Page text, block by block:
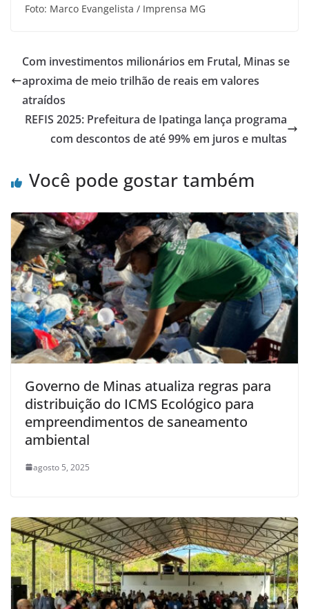
Foto: Marco Evangelista / Imprensa MG
Com investimentos milionários em Frutal, Minas se
aproxima de meio trilhão de reais em valores
atraídos
REFIS 2025: Prefeitura de Ipatinga lança programa
com descontos de até 99% em juros e multas
Você pode gostar também
Governo de Minas atualiza regras para
distribuição do ICMS Ecológico para
empreendimentos de saneamento
ambiental
agosto 5, 2025